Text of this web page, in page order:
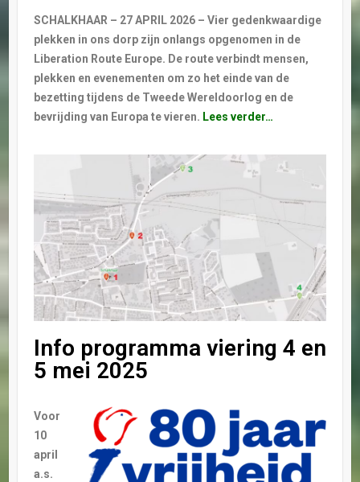
SCHALKHAAR – 27 APRIL 2026 – Vier gedenkwaardige
plekken in ons dorp zijn onlangs opgenomen in de
Liberation Route Europe. De route verbindt mensen,
plekken en evenementen om zo het einde van de
bezetting tijdens de Tweede Wereldoorlog en de
bevrijding van Europa te vieren. Lees verder…
Info programma viering 4 en
5 mei 2025
Voor
10
april
a.s.